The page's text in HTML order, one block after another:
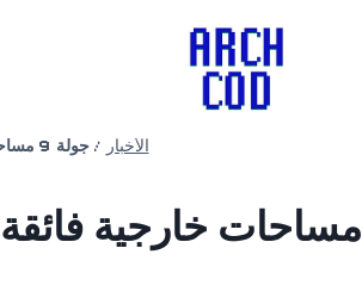
الأخبار /جولة 9 مساحات خارجية فائقة الخصوصية في مدينة نيويورك | المعماري هضم
جولة 9 مساحات خارجية